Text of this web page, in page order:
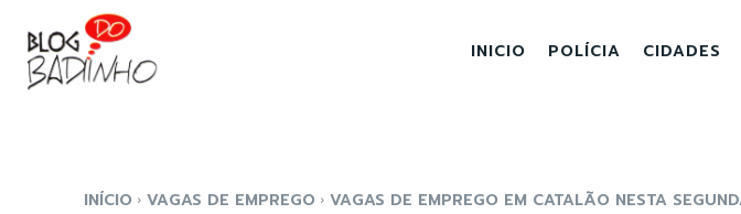
INICIO POLÍCIA CIDADES
INÍCIO VAGAS DE EMPREGO VAGAS DE EMPREGO EM CATALÃO NESTA